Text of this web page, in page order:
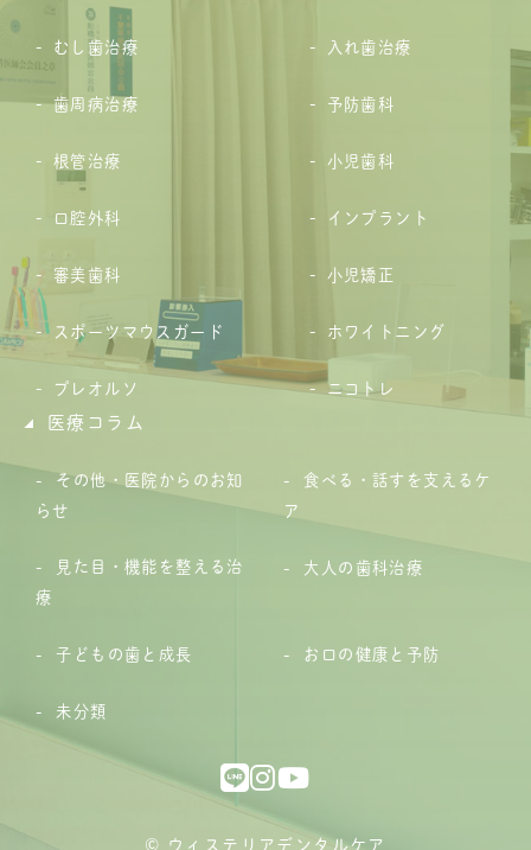
むし歯治療 入れ歯治療
歯周病治療 予防歯科
根管治療 小児歯科
口腔外科 インプラント
審美歯科 小児矯正
スポーツマウスガード ホワイトニング
プレオルソ ニコトレ
医療コラム
その他・医院からのお知
らせ
食べる・話すを支えるケ
ア
見た目・機能を整える治
療
大人の歯科治療
子どもの歯と成長 お口の健康と予防
未分類
© ウィステリアデンタルケア